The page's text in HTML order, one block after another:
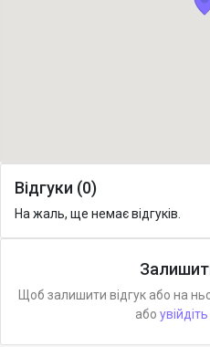
Відгуки (0)
На жаль, ще немає відгуків.
Щоб залишити відгук або на
або увійдіть